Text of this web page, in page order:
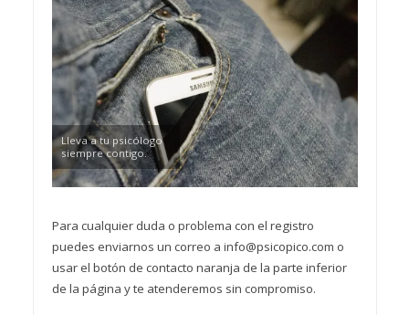
Lleva a tu psicólogo
siempre contigo.
Para cualquier duda o problema con el registro
puedes enviarnos un correo a info@psicopico.com o
usar el botón de contacto naranja de la parte inferior
de la página y te atenderemos sin compromiso.